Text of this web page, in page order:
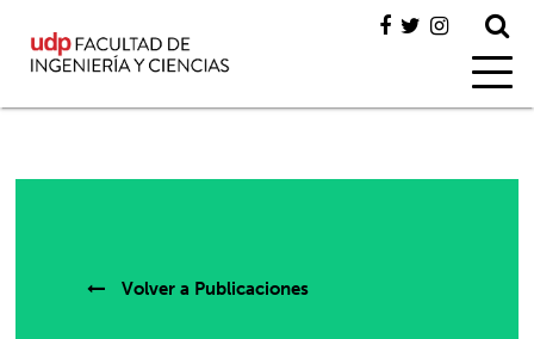
Volver a Publicaciones